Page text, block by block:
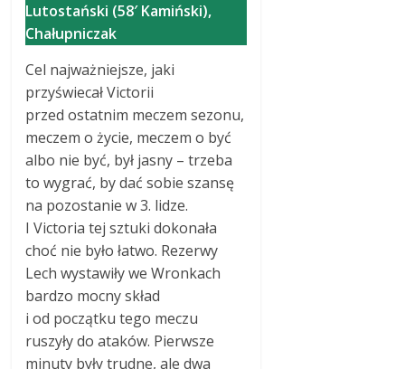
Lutostański (58′ Kamiński),
Chałupniczak
Cel najważniejsze, jaki
przyświecał Victorii
przed ostatnim meczem sezonu,
meczem o życie, meczem o być
albo nie być, był jasny – trzeba
to wygrać, by dać sobie szansę
na pozostanie w 3. lidze.
I Victoria tej sztuki dokonała
choć nie było łatwo. Rezerwy
Lech wystawiły we Wronkach
bardzo mocny skład
i od początku tego meczu
ruszyły do ataków. Pierwsze
minuty były trudne, ale dwa